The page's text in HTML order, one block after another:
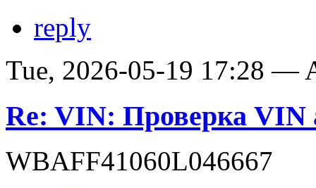
reply
Tue, 2026-05-19 17:28 —
Re: VIN: Проверка VIN
WBAFF41060L046667